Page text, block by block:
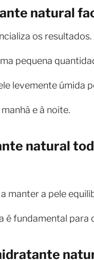
natural
os resultados.
pequena
levemente úmida
e à noite.
natural
manter a pele
é fundamental